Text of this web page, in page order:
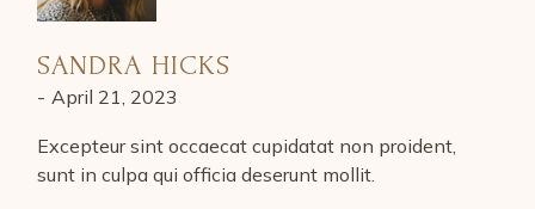
SANDRA HICKS
April 21, 2023
Excepteur sint occaecat cupidatat non proident,
sunt in culpa qui officia deserunt mollit.